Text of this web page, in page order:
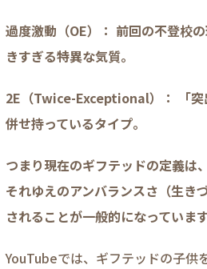
過度激動（OE）： 前回の不登校
きすぎる特異な気質。
2E（Twice-Exceptional）： 「突
併せ持っているタイプ。
つまり現在のギフテッドの定義は
それゆえのアンバランスさ（生き
されることが一般的になっています
YouTubeでは、ギフテッドの子供